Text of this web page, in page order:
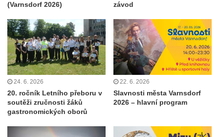
(Varnsdorf 2026)
závod
24. 6. 2026
20. ročník Letního přeboru v
soutěži zručnosti žáků
gastronomických oborů
22. 6. 2026
Slavnosti města Varnsdorf
2026 – hlavní program